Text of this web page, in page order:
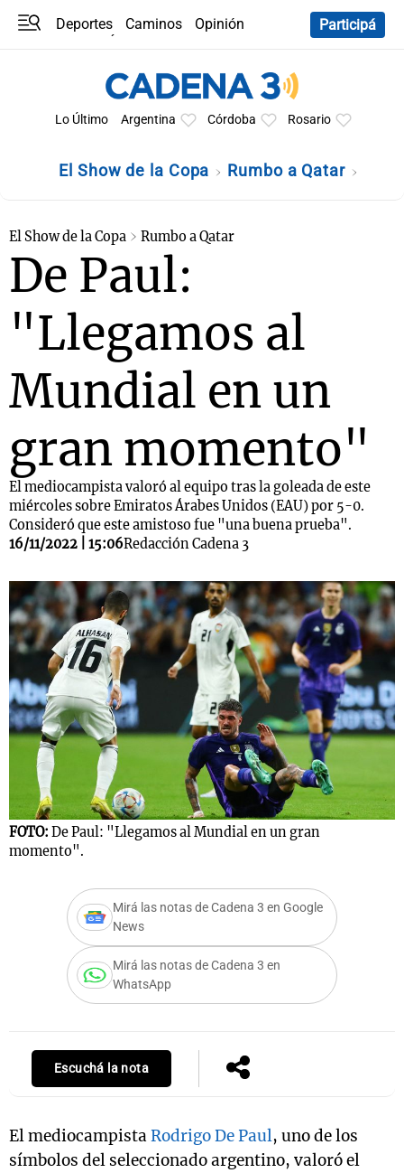
Deportes Caminos
Opinión
Participá
Lo Último Argentina Córdoba Rosario
El Show de la Copa Rumbo a Qatar
El Show de la Copa Rumbo a Qatar
De Paul:
"Llegamos al
Mundial en un
gran momento"
El mediocampista valoró al equipo tras la goleada de este
miércoles sobre Emiratos Árabes Unidos (EAU) por 5-0.
Consideró que este amistoso fue "una buena prueba".
16/11/2022 | 15:06Redacción Cadena 3
FOTO: De Paul: "Llegamos al Mundial en un gran
momento".
Mirá las notas de Cadena 3 en Google
News
Mirá las notas de Cadena 3 en
WhatsApp
Escuchá la nota
El mediocampistaRodrigo De Paul, uno de los
símbolos del seleccionado argentino, valoró el
Notas
Mundial 2026
Notas
La Sole en
Cadena 3